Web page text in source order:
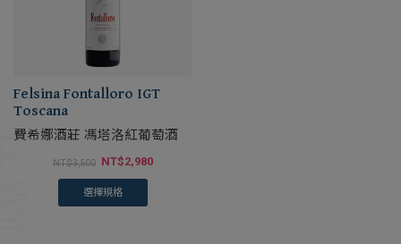
Felsina Fontalloro IGT
Toscana
費希娜酒莊 馮塔洛紅葡萄酒
NT$3,500 NT$2,980
選擇規格